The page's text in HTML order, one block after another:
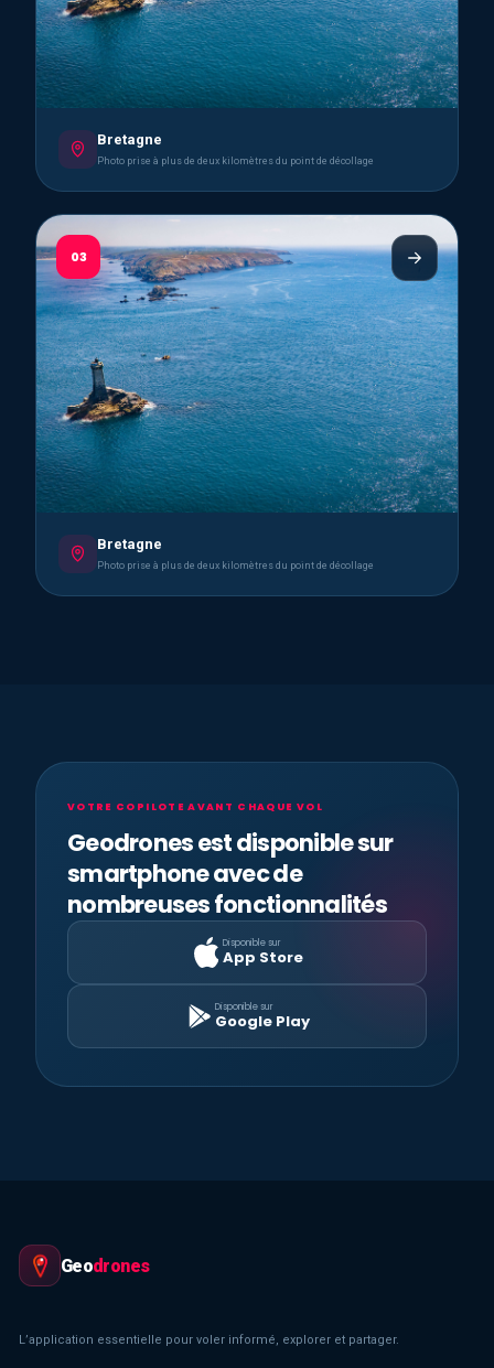
Bretagne
Photo prise à plus de deux kilomètres du point de décollage
03
Bretagne
Photo prise à plus de deux kilomètres du point de décollage
VOTRE COPILOTE AVANT CHAQUE VOL
Geodrones est disponible sur
smartphone avec de
nombreuses fonctionnalités
Disponible sur
App Store
Disponible sur
Google Play
Geodrones
L’application essentielle pour voler informé, explorer et partager.